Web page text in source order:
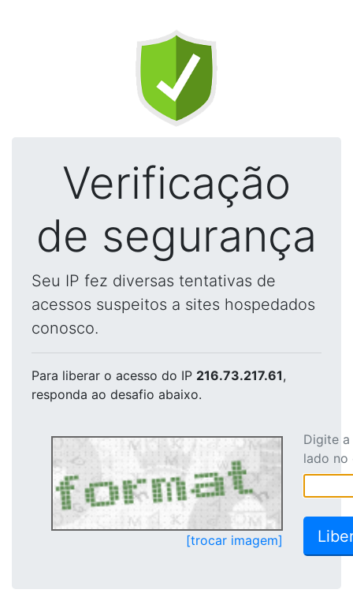
Verificação
de segurança
Seu IP fez diversas tentativas de
acessos suspeitos a sites hospedados
conosco.
Para liberar o acesso do IP 216.73.217.61,
responda ao desafio abaixo.
[trocar imagem]
Digite
lado no